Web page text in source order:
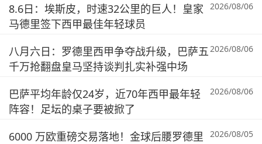
8.6日：埃斯皮，时速32公里的巨人！皇家
马德里签下西甲最佳年轻球员
2026/08/06
八月六日：罗德里西甲争夺战升级，巴萨五
千万抢翻盘皇马坚持谈判扎实补强中场
2026/08/06
巴萨平均年龄仅24岁，近70年西甲最年轻
阵容！足坛的桌子要被掀了
2026/08/06
6000 万欧重磅交易落地！金球后腰罗德里
2026/08/05